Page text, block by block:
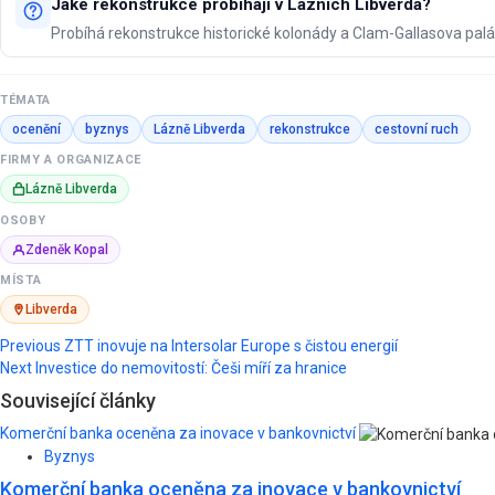
Probíhá rekonstrukce historické kolonády a Clam-Gallasova
TÉMATA
ocenění byznys Lázně Libverda rekonstrukce cestovní ruch
FIRMY A ORGANIZACE
Lázně Libverda
OSOBY
Zdeněk Kopal
MÍSTA
Libverda
Post
navigation
Previous ZTT inovuje na Intersolar Europe s čistou energií
Next Investice do nemovitostí: Češi míří za hranice
Související články
Komerční banka oceněna za inovace v bankovnictví
Byznys
Komerční banka oceněna za inovace v bankovnictví